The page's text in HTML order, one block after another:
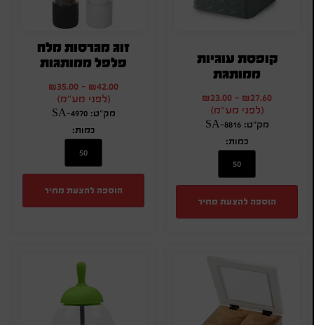
קופסת עוגיות
ממותגת
₪27.60
-
₪23.00
(לפני מע"מ)
מק"ט: SA-8816
כמות:
הוספה להצעת מחיר
זוג מגרסות מלח
פלפל ממותגות
₪42.00
-
₪35.00
(לפני מע"מ)
מק"ט: SA-4970
כמות:
הוספה להצעת מחיר